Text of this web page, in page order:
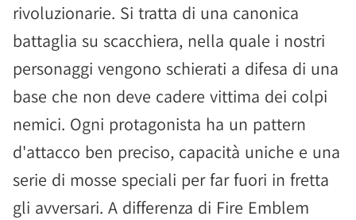
rivoluzionarie. Si tratta di una canonica
battaglia su scacchiera, nella quale i nostri
personaggi vengono schierati a difesa di una
base che non deve cadere vittima dei colpi
nemici. Ogni protagonista ha un pattern
d'attacco ben preciso, capacità uniche e una
serie di mosse speciali per far fuori in fretta
gli avversari. A differenza di Fire Emblem